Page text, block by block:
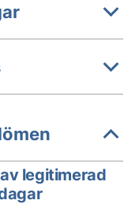
legitimerad